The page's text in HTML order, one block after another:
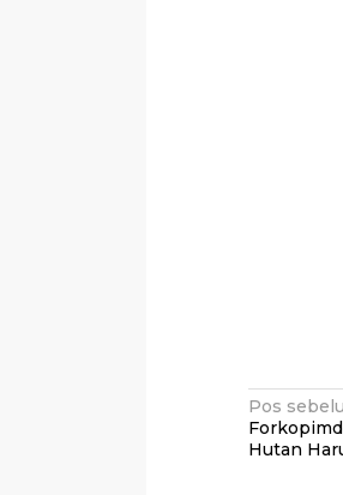
pos
Pos
Hutan